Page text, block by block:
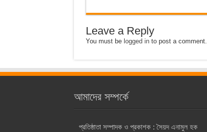
Leave a Reply
You must be logged into post a comment.
আমাদের সম্পর্কে
প্রতিষ্ঠাতা সম্পাদক ও প্রকাশক : সৈয়দ এনামুল হক